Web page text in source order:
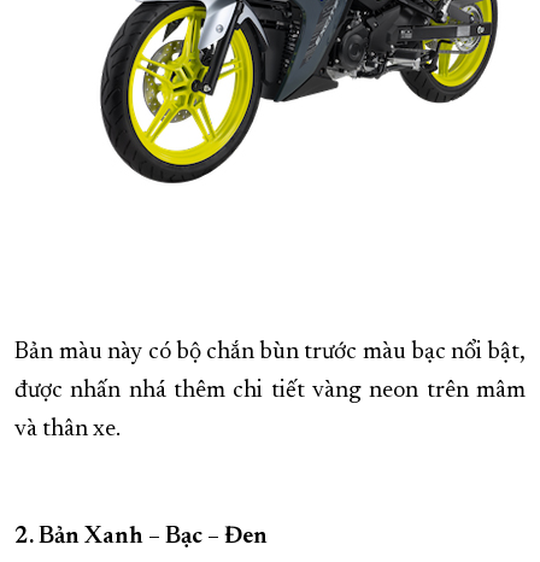
Bản màu này có bộ chắn bùn trước màu bạc nổi bật,
được nhấn nhá thêm chi tiết vàng neon trên mâm
và thân xe.
2. Bản Xanh – Bạc – Đen